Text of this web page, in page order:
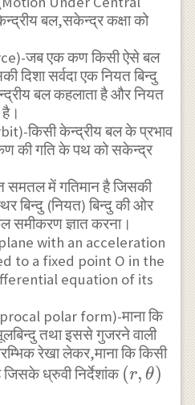
बल,सकेन्द्र कक्षा को
जब एक कण किसी ऐसे बल
दिशा सर्वदा एक नियत बिन्दु
बल कहलाता है और नियत
किसी केन्द्रीय बल के प्रभाव
की गति के पथ को सकेन्द्र
में गतिमान है जिसकी
बिन्दु (नियत) बिन्दु की ओर
ज्ञात करना।
with an acceleration
to a fixed point O in the
equation of its
polar form)-माना कि
तथा इससे गुजरने वाली
रेखा लेकर,माना कि किसी
ध्रुवी निर्देशांक (r,
(r, θ)